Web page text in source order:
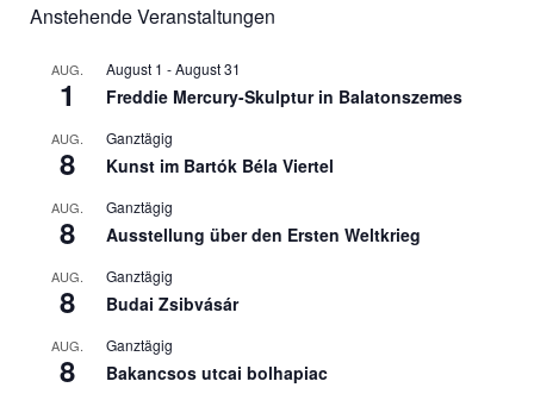
Anstehende Veranstaltungen
AUG.
1
August 1 -August 31
Freddie Mercury-Skulptur in Balatonszemes
AUG.
8
Ganztägig
Kunst im Bartók Béla Viertel
AUG.
8
Ganztägig
Ausstellung über den Ersten Weltkrieg
AUG.
8
Ganztägig
Budai Zsibvásár
AUG.
8
Ganztägig
Bakancsos utcai bolhapiac